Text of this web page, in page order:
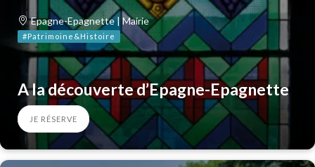
Epagne-Epagnette | Mairie
#Patrimoine&Histoire
A la découverte d’Epagne-Epagnette
JE RÉSERVE